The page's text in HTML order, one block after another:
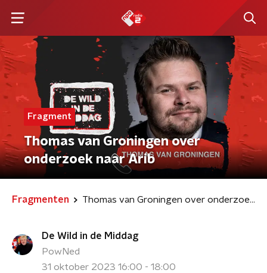
Fragment
Thomas van Groningen over
onderzoek naar Arib
Fragmenten Thomas van Groningen over onderzoek naar Arib
De Wild in de Middag
PowNed
31 oktober 2023 16:00 - 18:00